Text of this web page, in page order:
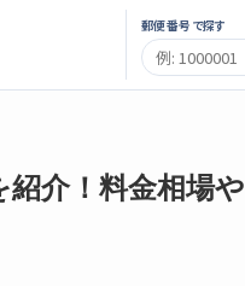
郵便番号で探す
介！料金相場や